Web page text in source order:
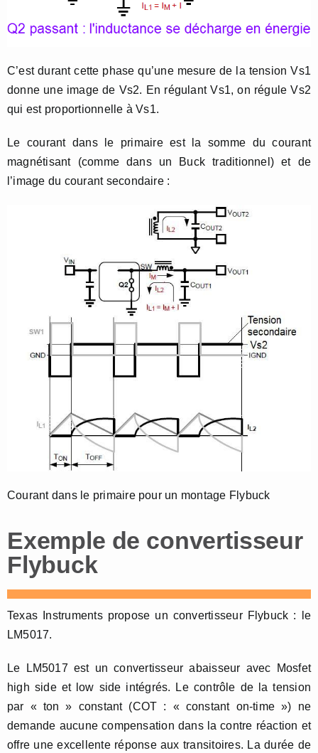
C’est durant cette phase qu’une mesure de la tension Vs1
donne une image de Vs2. En régulant Vs1, on régule Vs2
qui est proportionnelle à Vs1.
Le courant dans le primaire est la somme du courant
magnétisant (comme dans un Buck traditionnel) et de
l’image du courant secondaire :
Courant dans le primaire pour un montage Flybuck
Exemple de convertisseur
Flybuck
Texas Instruments propose un convertisseur Flybuck : le
LM5017.
Le LM5017 est un convertisseur abaisseur avec Mosfet
high side et low side intégrés. Le contrôle de la tension
par « ton » constant (COT : « constant on-time ») ne
demande aucune compensation dans la contre réaction et
offre une excellente réponse aux transitoires. La durée de